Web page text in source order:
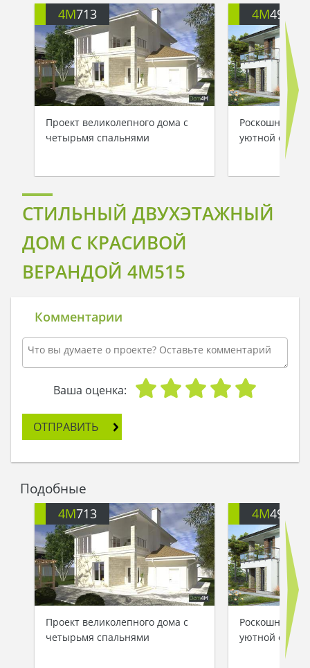
4M713
Проект великолепного дома с
четырьмя спальнями
4M499
Роскошный
уютной
СТИЛЬНЫЙ ДВУХЭТАЖНЫЙ
ДОМ С КРАСИВОЙ
ВЕРАНДОЙ 4M515
Комментарии
Ваша оценка:
ОТПРАВИТЬ
Подобные
4M713
Проект великолепного дома с
четырьмя спальнями
4M499
Роскошный
уютной